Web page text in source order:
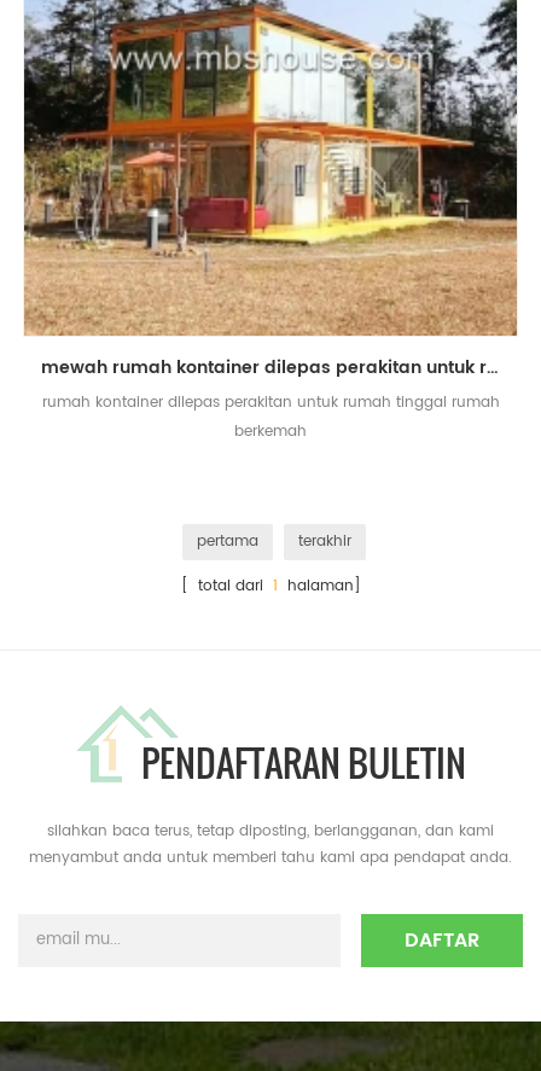
mewah rumah kontainer dilepas perakitan untuk rumah tinggal rumah berkemah
rumah kontainer dilepas perakitan untuk rumah tinggal rumah
berkemah
pertama
terakhir
[ total dari 1 halaman]
PENDAFTARAN BULETIN
silahkan baca terus, tetap diposting, berlangganan, dan kami
menyambut anda untuk memberi tahu kami apa pendapat anda.